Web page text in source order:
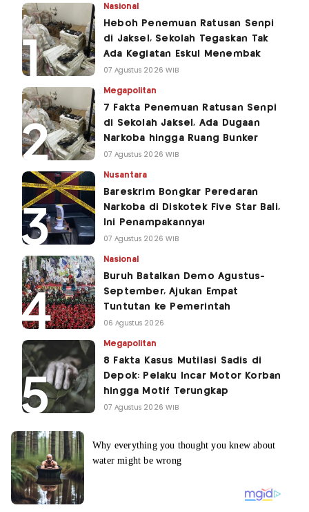
Nasional
Heboh Penemuan Ratusan Senpi
di Jaksel, Sekolah Tegaskan Tak
Ada Kegiatan Eskul Menembak
07 Agustus 2026 WIB
Megapolitan
7 Fakta Penemuan Ratusan Senpi
di Sekolah Jaksel, Ada Dugaan
Narkoba hingga Ruang Bunker
07 Agustus 2026 WIB
Nusantara
Bareskrim Bongkar Peredaran
Narkoba di Diskotek Five Star Bali,
Ini Penampakannya!
07 Agustus 2026 WIB
Nasional
Buruh Batalkan Demo Agustus-
September, Ajukan Empat
Tuntutan ke Pemerintah
06 Agustus 2026
Megapolitan
8 Fakta Kasus Mutilasi Sadis di
Depok: Pelaku Incar Motor Korban
hingga Motif Terungkap
07 Agustus 2026 WIB